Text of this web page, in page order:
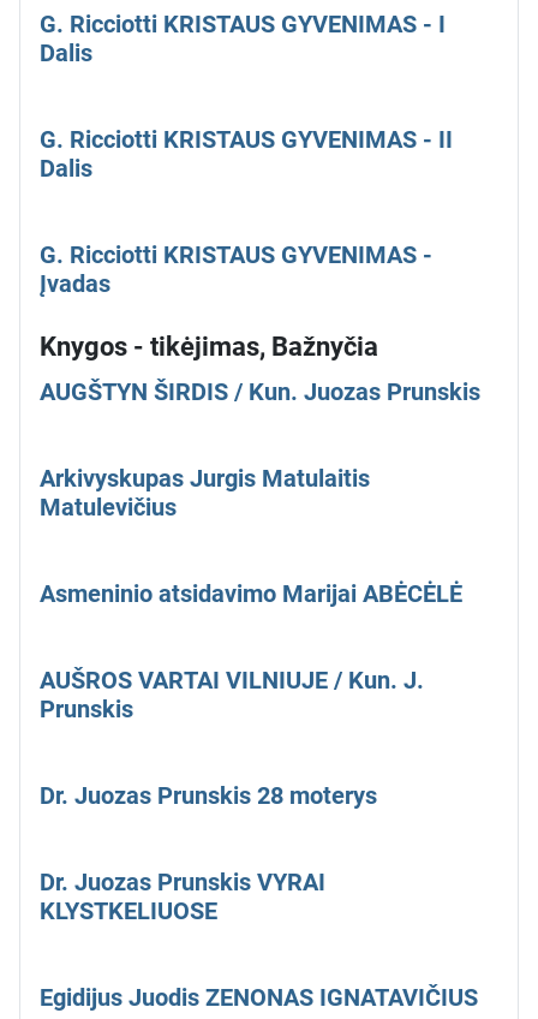
G. Ricciotti KRISTAUS GYVENIMAS - I
Dalis
G. Ricciotti KRISTAUS GYVENIMAS - II
Dalis
G. Ricciotti KRISTAUS GYVENIMAS -
Įvadas
Knygos - tikėjimas, Bažnyčia
AUGŠTYN ŠIRDIS / Kun. Juozas Prunskis
Arkivyskupas Jurgis Matulaitis
Matulevičius
Asmeninio atsidavimo Marijai ABĖCĖLĖ
AUŠROS VARTAI VILNIUJE / Kun. J.
Prunskis
Dr. Juozas Prunskis 28 moterys
Dr. Juozas Prunskis VYRAI
KLYSTKELIUOSE
Egidijus Juodis ZENONAS IGNATAVIČIUS